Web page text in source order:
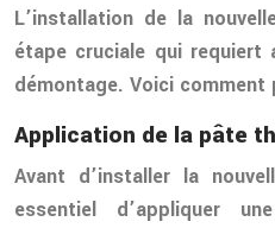
L’installation de la
étape cruciale qui
démontage. Voici comment
Application de la pâte
Avant d’installer la
essentiel d’appliquer